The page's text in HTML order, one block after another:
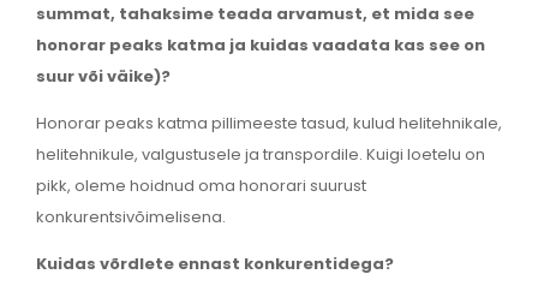
summat, tahaksime teada arvamust, et mida see
honorar peaks katma ja kuidas vaadata kas see on
suur või väike)?
Honorar peaks katma pillimeeste tasud, kulud helitehnikale,
helitehnikule, valgustusele ja transpordile. Kuigi loetelu on
pikk, oleme hoidnud oma honorari suurust
konkurentsivõimelisena.
Kuidas võrdlete ennast konkurentidega?